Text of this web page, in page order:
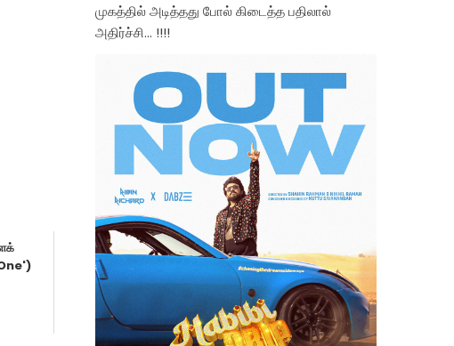
முகத்தில் அடித்தது போல் கிடைத்த பதிலால்
அதிர்ச்சி… !!!!